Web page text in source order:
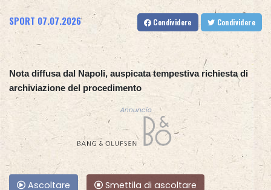
SPORT 07.07.2026 Condividere Condividere
Nota diffusa dal Napoli, auspicata tempestiva richiesta di
archiviazione del procedimento
Annuncio
Ascoltare Smettila di ascoltare